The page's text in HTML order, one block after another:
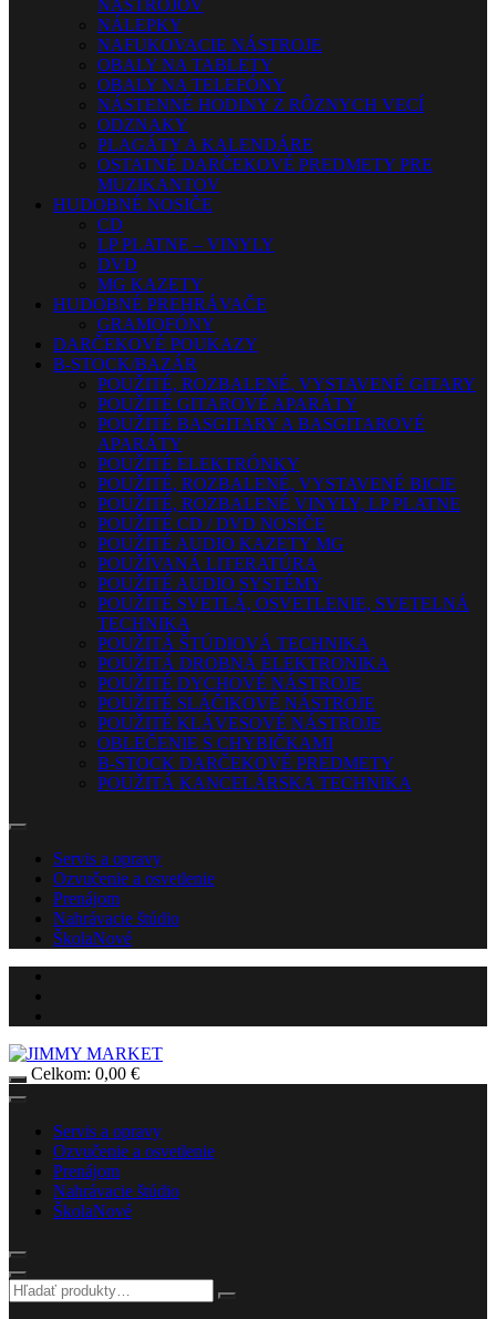
NÁSTROJOV
NÁLEPKY
NAFUKOVACIE NÁSTROJE
OBALY NA TABLETY
OBALY NA TELEFÓNY
NÁSTENNÉ HODINY Z RÔZNYCH VECÍ
ODZNAKY
PLAGÁTY A KALENDÁRE
OSTATNÉ DARČEKOVÉ PREDMETY PRE
MUZIKANTOV
HUDOBNÉ NOSIČE
CD
LP PLATNE – VINYLY
DVD
MG KAZETY
HUDOBNÉ PREHRÁVAČE
GRAMOFÓNY
DARČEKOVÉ POUKAZY
B-STOCK/BAZÁR
POUŽITÉ, ROZBALENÉ, VYSTAVENÉ GITARY
POUŽITÉ GITAROVÉ APARÁTY
POUŽITÉ BASGITARY A BASGITAROVÉ
APARÁTY
POUŽITÉ ELEKTRÓNKY
POUŽITÉ, ROZBALENÉ, VYSTAVENÉ BICIE
POUŽITÉ, ROZBALENÉ VINYLY, LP PLATNE
POUŽITÉ CD / DVD NOSIČE
POUŽITÉ AUDIO KAZETY MG
POUŽÍVANÁ LITERATÚRA
POUŽITÉ AUDIO SYSTÉMY
POUŽITÉ SVETLÁ, OSVETLENIE, SVETELNÁ
TECHNIKA
POUŽITÁ ŠTÚDIOVÁ TECHNIKA
POUŽITÁ DROBNÁ ELEKTRONIKA
POUŽITÉ DYCHOVÉ NÁSTROJE
POUŽITÉ SLÁČIKOVÉ NÁSTROJE
POUŽITÉ KLÁVESOVÉ NÁSTROJE
OBLEČENIE S CHYBIČKAMI
B-STOCK DARČEKOVÉ PREDMETY
POUŽITÁ KANCELÁRSKA TECHNIKA
Servis a opravy
Ozvučenie a osvetlenie
Prenájom
Nahrávacie štúdio
ŠkolaNové
Celkom: 0,00 €
Servis a opravy
Ozvučenie a osvetlenie
Prenájom
Nahrávacie štúdio
ŠkolaNové